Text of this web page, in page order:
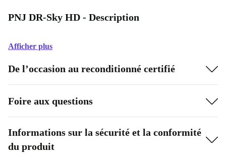
PNJ DR-Sky HD - Description
Afficher plus
De l’occasion au reconditionné certifié
Foire aux questions
Informations sur la sécurité et la conformité
du produit